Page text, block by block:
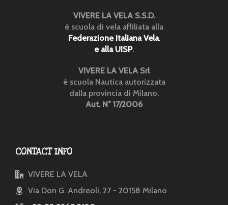
VIVERE LA VELA S.S.D.
è scuola di vela affiliata alla
Federazione Italiana Vela.
e alla UISP.
VIVERE LA VELA Srl
è scuola Nautica autorizzata
dalla provincia di Milano,
Aut. N° 17/2006
CONTACT INFO
VIVERE LA VELA
Via Don G. Andreoli, 27 - 20158 Milano